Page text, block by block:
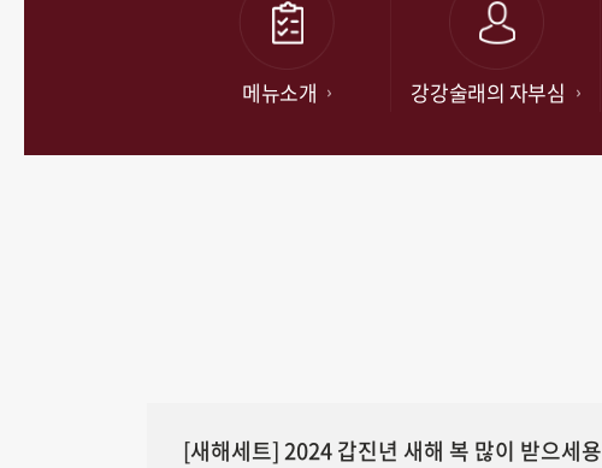
메뉴소개 강강술래의 자부심
[새해세트] 2024 갑진년 새해 복 많이 받으세용